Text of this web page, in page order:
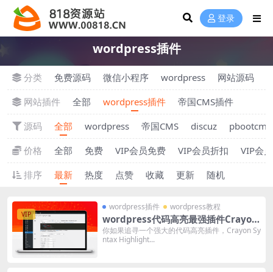
登录
wordpress插件
分类 免费源码 微信小程序 wordpress 网站源码
网站插件
全部 wordpress插件
帝国CMS插件
源码
全部 wordpress 帝国CMS discuz
pbootcms
价格
全部 免费 VIP会员免费 VIP会员折扣
VIP会
排序
最新 热度 点赞 收藏 更新 随机
VIP
wordpress插件 wordpress教程
wordpress代码高亮最强插件Crayon
Syntax Highlighter
你如果追寻一个强大的代码高亮插件，Crayon Sy
ntax Highlight...